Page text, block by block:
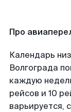
Про
Календарь
Волгограда
каждую
рейсов и 10
варьируется,